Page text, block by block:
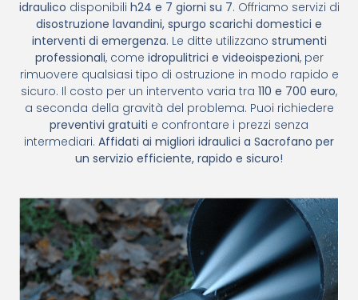
idraulico disponibili h24 e 7 giorni su 7. Offriamo servizi di
disostruzione lavandini, spurgo scarichi domestici e
interventi di emergenza. Le ditte utilizzano strumenti
professionali, come idropulitrici e videoispezioni, per
rimuovere qualsiasi tipo di ostruzione in modo rapido e
sicuro. Il costo per un intervento varia tra 110 e 700 euro,
a seconda della gravità del problema. Puoi richiedere
preventivi gratuiti e confrontare i prezzi senza
intermediari. Affidati ai migliori idraulici a Sacrofano per
un servizio efficiente, rapido e sicuro!